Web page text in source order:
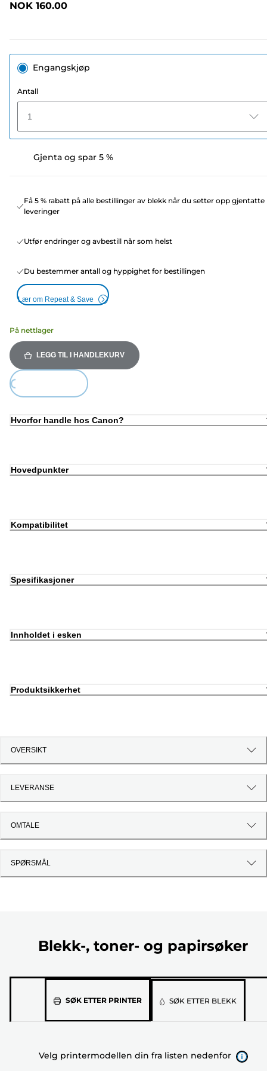
NOK 160.00
Engangskjøp
Antall
1
Gjenta og spar 5 %
Få 5 % rabatt på alle bestillinger av blekk når du setter opp gjentatte
leveringer
Utfør endringer og avbestill når som helst
Du bestemmer antall og hyppighet for bestillingen
Lær om Repeat & Save
På nettlager
LEGG TIL I HANDLEKURV
Hvorfor handle hos Canon?
Hovedpunkter
Kompatibilitet
Spesifikasjoner
Innholdet i esken
Produktsikkerhet
OVERSIKT
LEVERANSE
OMTALE
SPØRSMÅL
Blekk-, toner- og papirsøker
SØK ETTER PRINTERVelg
listen
SØK ETTER BLEKK
Velg printermodellen din fra listen nedenfor